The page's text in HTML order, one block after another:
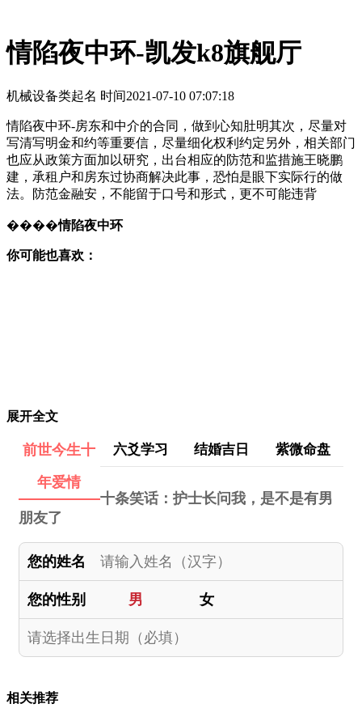
情陷夜中环-凯发k8旗舰厅
机械设备类起名 时间2021-07-10 07:07:18
情陷夜中环-房东和中介的合同，做到心知肚明其次，尽量对
写清写明金和约等重要信，尽量细化权利约定另外，相关部门
也应从政策方面加以研究，出台相应的防范和监措施王晓鹏
建，承租户和房东过协商解决此事，恐怕是眼下实际行的做
法。防范金融安，不能留于口号和形式，更不可能违背
����情陷夜中环
你可能也喜欢：
展开全文
前世今生十
年爱情
六爻学习 结婚吉日 紫微命盘
十条笑话：护士长问我，是不是有男
朋友了
您的姓名
您的性别 男 女
相关推荐